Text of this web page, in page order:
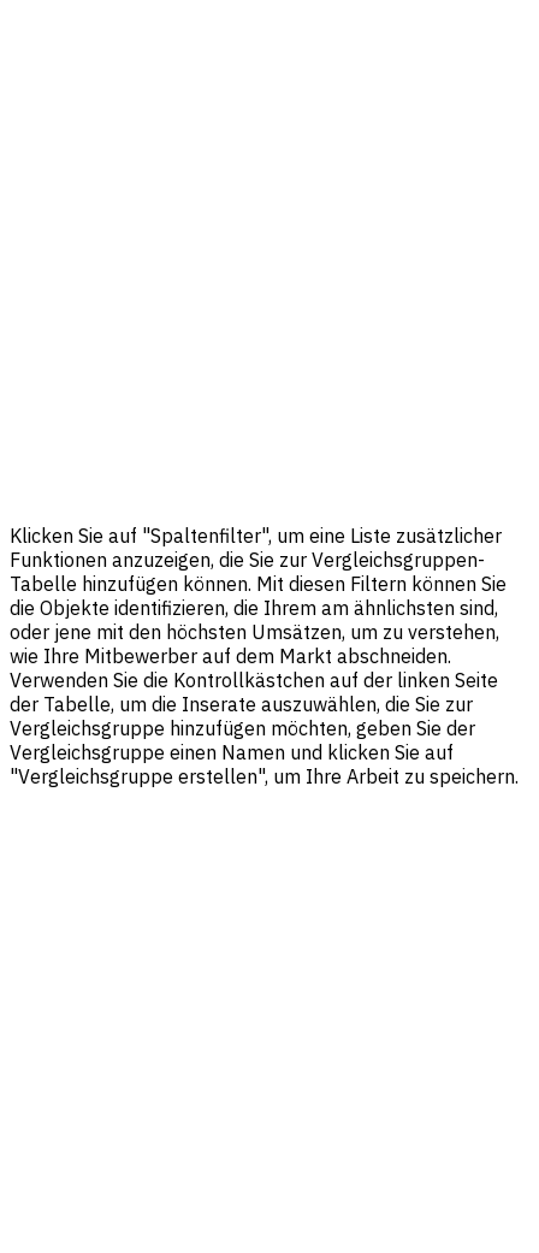
Klicken Sie auf "Spaltenfilter", um eine Liste zusätzlicher
Funktionen anzuzeigen, die Sie zur Vergleichsgruppen-
Tabelle hinzufügen können. Mit diesen Filtern können Sie
die Objekte identifizieren, die Ihrem am ähnlichsten sind,
oder jene mit den höchsten Umsätzen, um zu verstehen,
wie Ihre Mitbewerber auf dem Markt abschneiden.
Verwenden Sie die Kontrollkästchen auf der linken Seite
der Tabelle, um die Inserate auszuwählen, die Sie zur
Vergleichsgruppe hinzufügen möchten, geben Sie der
Vergleichsgruppe einen Namen und klicken Sie auf
"Vergleichsgruppe erstellen", um Ihre Arbeit zu speichern.